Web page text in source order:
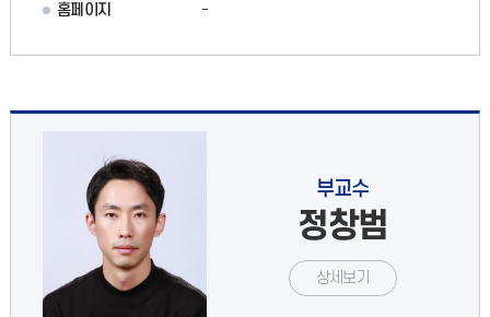
홈페이지
-
부교수
정창범
상세보기